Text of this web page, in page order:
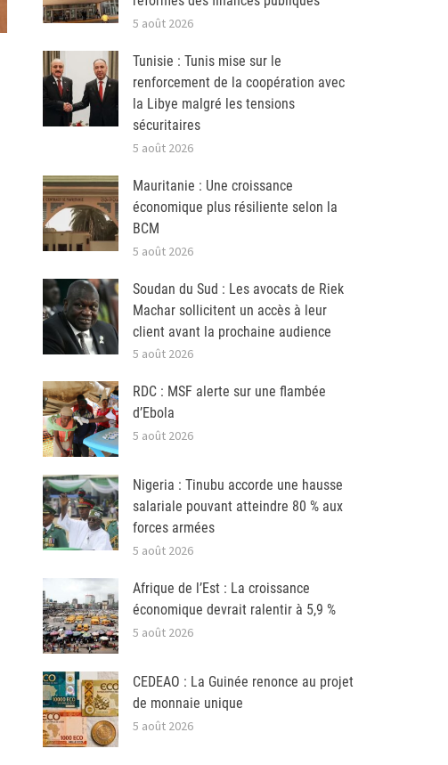
5 août 2026
Tunisie : Tunis mise sur le
renforcement de la coopération avec
la Libye malgré les tensions
sécuritaires
5 août 2026
Mauritanie : Une croissance
économique plus résiliente selon la
BCM
5 août 2026
Soudan du Sud : Les avocats de Riek
Machar sollicitent un accès à leur
client avant la prochaine audience
5 août 2026
RDC : MSF alerte sur une flambée
d’Ebola
5 août 2026
Nigeria : Tinubu accorde une hausse
salariale pouvant atteindre 80 % aux
forces armées
5 août 2026
Afrique de l’Est : La croissance
économique devrait ralentir à 5,9 %
5 août 2026
CEDEAO : La Guinée renonce au projet
de monnaie unique
5 août 2026